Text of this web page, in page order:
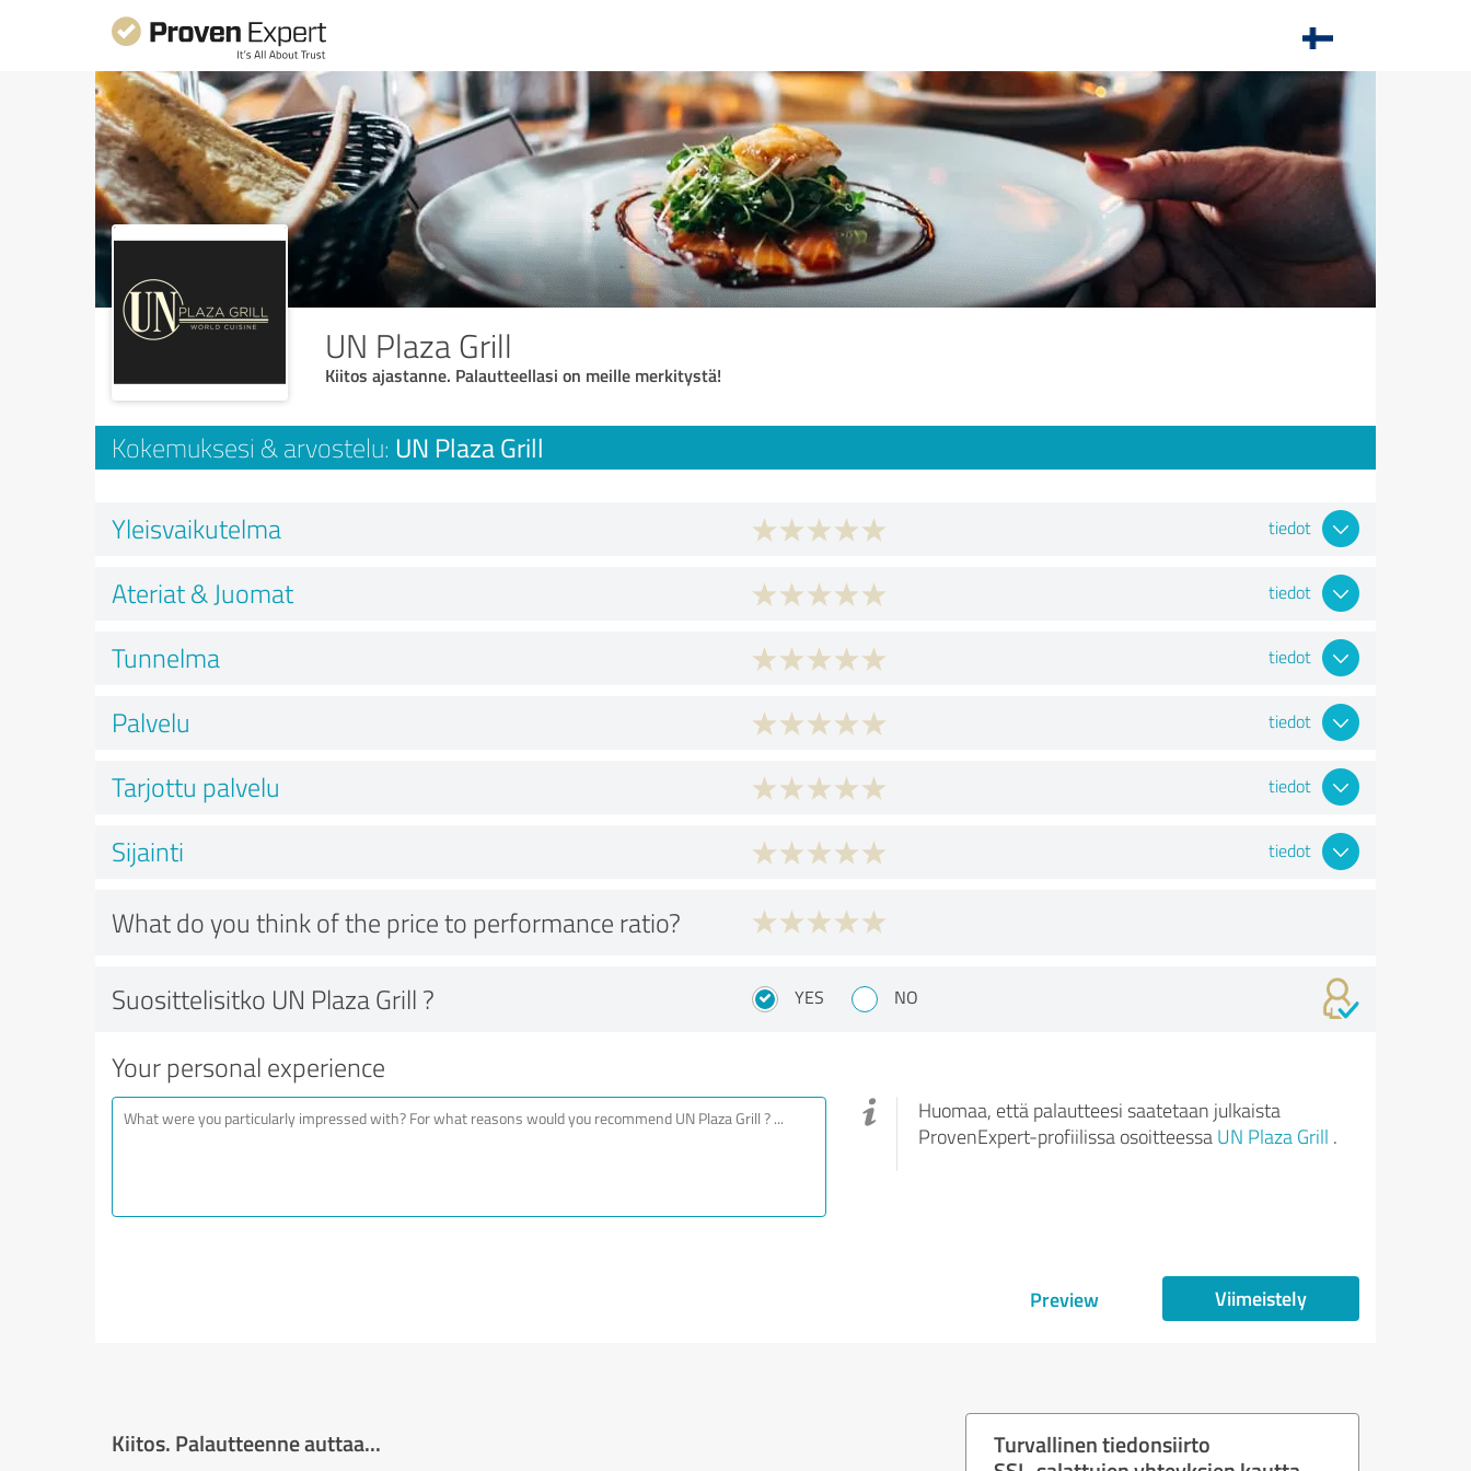
UN Plaza Grill
Kiitos ajastanne. Palautteellasi on meille merkitystä!
Kokemuksesi & arvostelu: UN Plaza Grill
Yleisvaikutelma tiedot
Ateriat & Juomat tiedot
Tunnelma tiedot
Palvelu tiedot
Tarjottu palvelu tiedot
Sijainti tiedot
What do you think of the price to performance ratio?
Suosittelisitko UN Plaza Grill ? YES NO
Your personal experience
Huomaa, että palautteesi saatetaan julkaista
ProvenExpert-profiilissa osoitteessa UN Plaza Grill .
Preview Viimeistely
Kiitos. Palautteenne auttaa...
Turvallinen tiedonsiirto